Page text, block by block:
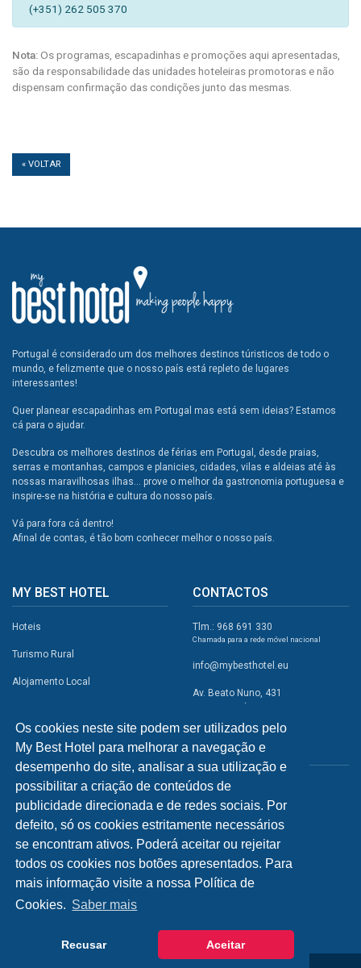
Os cookies neste site podem ser utilizados pelo
My Best Hotel para melhorar a navegação e
desempenho do site, analisar a sua utilização e
possibilitar a criação de conteúdos de
publicidade direcionada e de redes sociais. Por
defeito, só os cookies estritamente necessários
se encontram ativos. Poderá aceitar ou rejeitar
todos os cookies nos botões apresentados. Para
mais informação visite a nossa Política de
Cookies. Saber mais
Recusar Aceitar
(+351) 262 505 370
Nota:Os programas, escapadinhas e promoções aqui apresentadas,
são da responsabilidade das unidades hoteleiras promotoras e não
dispensam confirmação das condições junto das mesmas.
« VOLTAR
Portugal é considerado um dos melhores destinos túristicos de todo o
mundo, e felizmente que o nosso país está repleto de lugares
interessantes!
Quer planear escapadinhas em Portugal mas está sem ideias? Estamos
cá para o ajudar.
Descubra os melhores destinos de férias em Portugal, desde praias,
serras e montanhas, campos e planicies, cidades, vilas e aldeias até às
nossas maravilhosas ilhas... prove o melhor da gastronomia portuguesa e
inspire-se na história e cultura do nosso país.
Vá para fora cá dentro!
Afinal de contas, é tão bom conhecer melhor o nosso país.
MY BEST HOTEL
Hoteis
Turismo Rural
Alojamento Local
Campismo
Atividades
Restaurantes
A Visitar
INFORMAÇÕES
Política de Privacidade
CONTACTOS
Tlm.: 968 691 330
Chamada para a rede móvel nacional
info@mybesthotel.eu
Av. Beato Nuno, 431
2495-401 Fátima
REDES SOCIAIS